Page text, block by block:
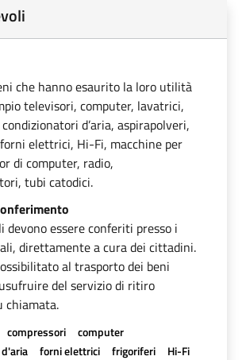
che hanno esaurito la loro utilità
televisori, computer, lavatrici,
d’aria, aspirapolveri,
elettrici, Hi-Fi, macchine per
di computer, radio,
tubi catodici.
devono essere conferiti presso i
direttamente a cura dei cittadini.
al trasporto dei beni
del servizio di ritiro
chiamata.
compressori
computer
forni elettrici frigoriferi
Hi-Fi